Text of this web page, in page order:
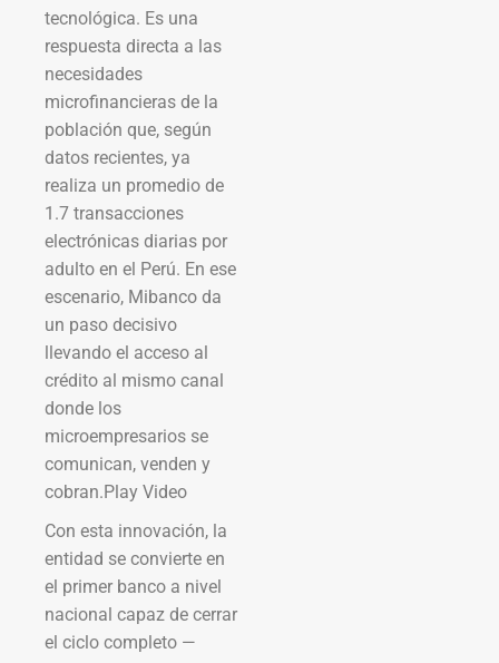
tecnológica. Es una
respuesta directa a las
necesidades
microfinancieras de la
población que, según
datos recientes, ya
realiza un promedio de
1.7 transacciones
electrónicas diarias por
adulto en el Perú. En ese
escenario, Mibanco da
un paso decisivo
llevando el acceso al
crédito al mismo canal
donde los
microempresarios se
comunican, venden y
cobran.Play Video
Con esta innovación, la
entidad se convierte en
el primer banco a nivel
nacional capaz de cerrar
el ciclo completo —